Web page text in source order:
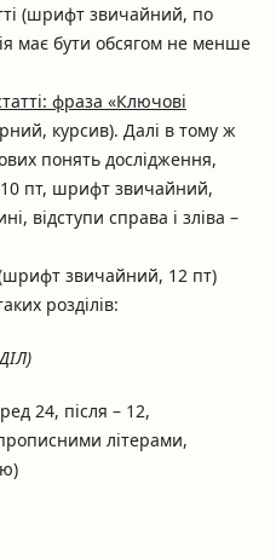
(шрифт звичайний, по
має бути обсягом не менше
фраза «Ключові
курсив). Далі в тому ж
понять дослідження,
пт, шрифт звичайний,
відступи справа і зліва –
звичайний, 12 пт)
розділів:
24, після – 12,
літерами,